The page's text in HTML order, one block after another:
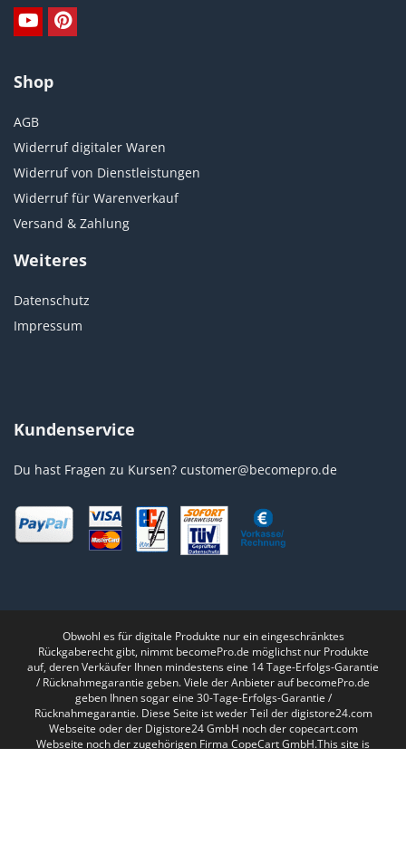
Shop
AGB
Widerruf digitaler Waren
Widerruf von Dienstleistungen
Widerruf für Warenverkauf
Versand & Zahlung
Weiteres
Datenschutz
Impressum
Kundenservice
Du hast Fragen zu Kursen? customer@becomepro.de
Obwohl es für digitale Produkte nur ein eingeschränktes
Rückgaberecht gibt, nimmt becomePro.de möglichst nur Produkte
auf, deren Verkäufer Ihnen mindestens eine 14 Tage-Erfolgs-Garantie
/ Rücknahmegarantie geben. Viele der Anbieter auf becomePro.de
geben Ihnen sogar eine 30-Tage-Erfolgs-Garantie /
Rücknahmegarantie. Diese Seite ist weder Teil der digistore24.com
Webseite oder der Digistore24 GmbH noch der copecart.com
Webseite noch der zugehörigen Firma CopeCart GmbH.This site is